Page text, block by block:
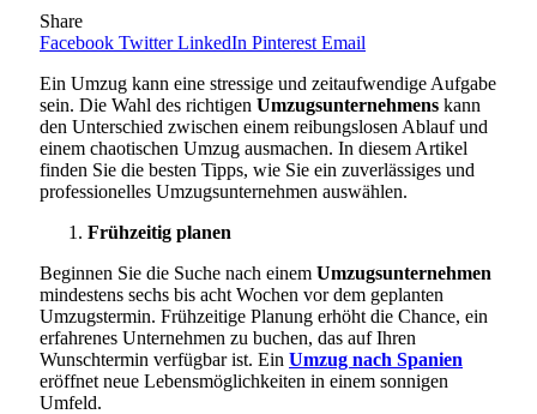
Share
Facebook Twitter LinkedIn Pinterest Email
Ein Umzug kann eine stressige und zeitaufwendige Aufgabe
sein. Die Wahl des richtigen Umzugsunternehmens kann
den Unterschied zwischen einem reibungslosen Ablauf und
einem chaotischen Umzug ausmachen. In diesem Artikel
finden Sie die besten Tipps, wie Sie ein zuverlässiges und
professionelles Umzugsunternehmen auswählen.
Frühzeitig planen
Beginnen Sie die Suche nach einem Umzugsunternehmen
mindestens sechs bis acht Wochen vor dem geplanten
Umzugstermin. Frühzeitige Planung erhöht die Chance, ein
erfahrenes Unternehmen zu buchen, das auf Ihren
Wunschtermin verfügbar ist. Ein Umzug nach Spanien
eröffnet neue Lebensmöglichkeiten in einem sonnigen
Umfeld.